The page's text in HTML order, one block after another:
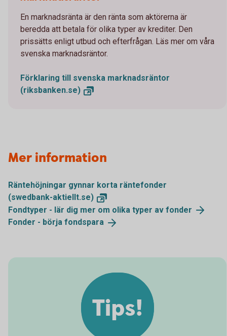
En marknadsränta är den ränta som aktörerna är
beredda att betala för olika typer av krediter. Den
prissätts enligt utbud och efterfrågan. Läs mer om våra
svenska marknadsräntor.
Förklaring till svenska marknadsräntor
(riksbanken.se)
Mer information
Räntehöjningar gynnar korta räntefonder
(swedbank-aktiellt.se)
Fondtyper - lär dig mer om olika typer av fonder
Fonder - börja fondspara
Tips!